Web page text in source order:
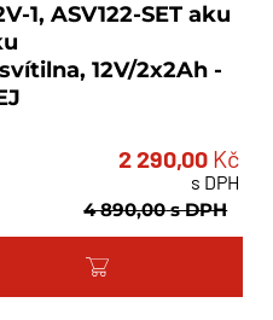
1, ASV122-SET aku
12V/2x2Ah -
2 290,00 Kč
s DPH
4 890,00 s DPH